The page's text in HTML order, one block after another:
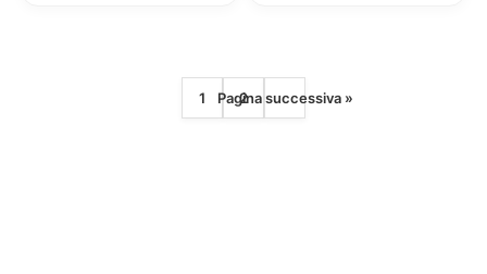
tutto il meglio fino
1 2
Pagina successiva »